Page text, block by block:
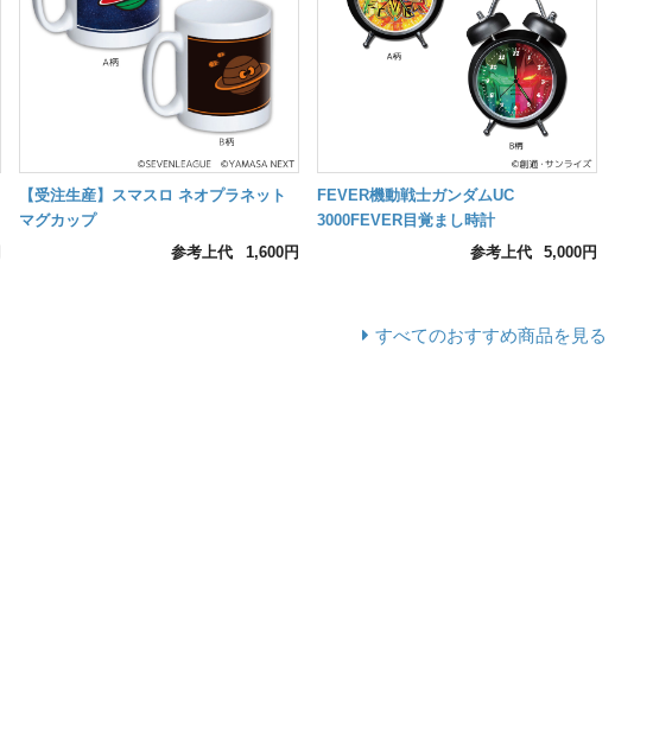
【受注生産】スマスロ ネオプラネット
マグカップ
参考上代
1,600円
FEVER機動戦士ガンダムUC
3000FEVER目覚まし時計
参考上代
5,000円
すべてのおすすめ商品を見る